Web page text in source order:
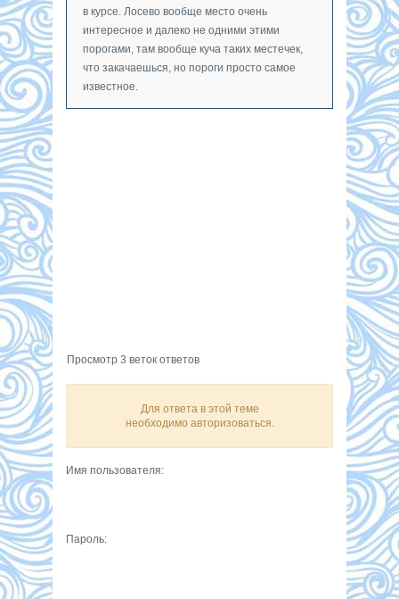
в курсе. Лосево вообще место очень
интересное и далеко не одними этими
порогами, там вообще куча таких местечек,
что закачаешься, но пороги просто самое
известное.
Просмотр 3 веток ответов
Для ответа в этой теме
необходимо авторизоваться.
Имя пользователя:
Пароль: